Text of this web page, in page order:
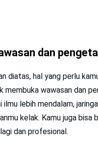
dan
diatas, hal yang perlu
membuka wawasan dan
ilmu lebih mendalam,
kelak. Kamu juga
dan profesional.